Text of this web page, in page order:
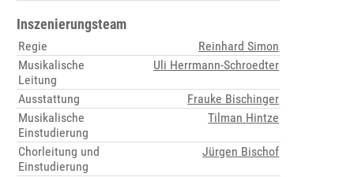
Inszenierungsteam
Regie
Reinhard Simon
Musikalische
Leitung
Uli Herrmann-Schroedter
Ausstattung
Frauke Bischinger
Musikalische
Einstudierung
Tilman Hintze
Chorleitung und
Einstudierung
Jürgen Bischof